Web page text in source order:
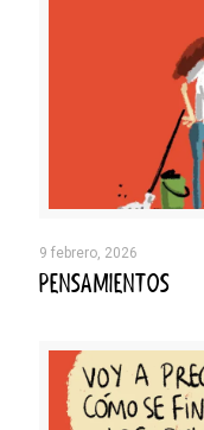
9 febrero, 2026
PENSAMIENTOS